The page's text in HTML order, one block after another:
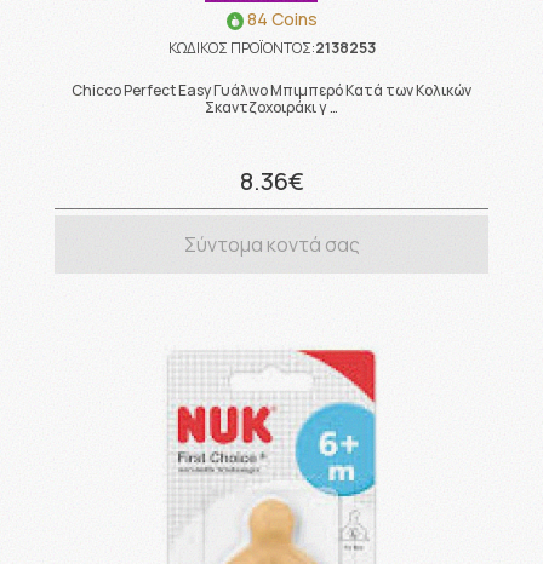
84 Coins
ΚΩΔΙΚΟΣ ΠΡΟΪΟΝΤΟΣ:2138253
Chicco Perfect Easy Γυάλινο Μπιμπερό Κατά των Κολικών
Σκαντζοχοιράκι γ …
8.36€
Σύντομα κοντά σας